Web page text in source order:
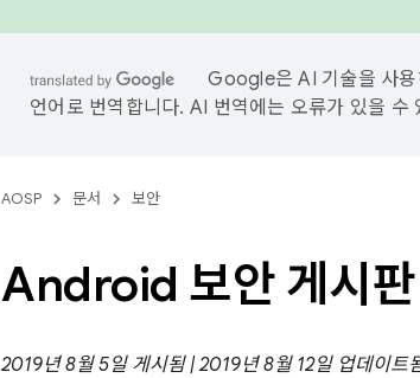
Google은 AI 기술을 사용
언어로 번역합니다. AI 번역에는 오류가 있을 수
AOSP 문서 보안
Android 보안 게시
2019년 8월 5일 게시됨 | 2019년 8월 12일 업데이트